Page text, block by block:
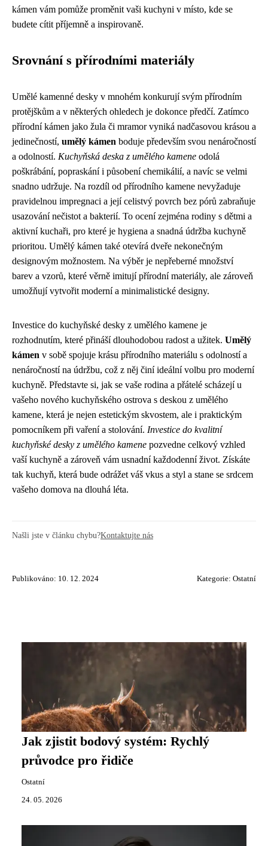
kámen vám pomůže proměnit vaši kuchyni v místo, kde se
budete cítit příjemně a inspirovaně.
Srovnání s přírodními materiály
Umělé kamenné desky v mnohém konkurují svým přírodním
protějškům a v některých ohledech je dokonce předčí. Zatímco
přírodní kámen jako žula či mramor vyniká nadčasovou krásou a
jedinečností, umělý kámen boduje především svou nenáročností
a odolností. Kuchyňská deska z umělého kamene odolá
poškrábání, popraskání i působení chemikálií, a navíc se velmi
snadno udržuje. Na rozdíl od přírodního kamene nevyžaduje
pravidelnou impregnaci a její celistvý povrch bez pórů zabraňuje
usazování nečistot a bakterií. To ocení zejména rodiny s dětmi a
aktivní kuchaři, pro které je hygiena a snadná údržba kuchyně
prioritou. Umělý kámen také otevírá dveře nekonečným
designovým možnostem. Na výběr je nepřeberné množství
barev a vzorů, které věrně imitují přírodní materiály, ale zároveň
umožňují vytvořit moderní a minimalistické designy.
Investice do kuchyňské desky z umělého kamene je
rozhodnutím, které přináší dlouhodobou radost a užitek. Umělý
kámen v sobě spojuje krásu přírodního materiálu s odolností a
nenáročností na údržbu, což z něj činí ideální volbu pro moderní
kuchyně. Představte si, jak se vaše rodina a přátelé scházejí u
vašeho nového kuchyňského ostrova s deskou z umělého
kamene, která je nejen estetickým skvostem, ale i praktickým
pomocníkem při vaření a stolování. Investice do kvalitní
kuchyňské desky z umělého kamene pozvedne celkový vzhled
vaší kuchyně a zároveň vám usnadní každodenní život. Získáte
tak kuchyň, která bude odrážet váš vkus a styl a stane se srdcem
vašeho domova na dlouhá léta.
Našli jste v článku chybu?Kontaktujte nás
Publikováno: 10. 12. 2024 Kategorie: Ostatní
Jak zjistit bodový systém: Rychlý
průvodce pro řidiče
Ostatní
24. 05. 2026